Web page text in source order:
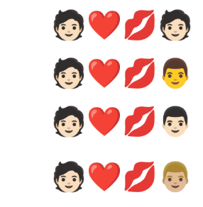
🧑🏻‍❤️‍💋‍🧑🏻
🧑🏻‍❤️‍💋‍👨
🧑🏻‍❤️‍💋‍👨🏻
🧑🏻‍❤️‍💋‍👨🏼